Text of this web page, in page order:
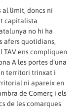
al límit, doncs ni
capitalista
no hi ha
afers quotidians,
TAV ens compliquen
A les portes d’una
territori trinxat i
ni apareix en
de Comerç i els
de les comarques